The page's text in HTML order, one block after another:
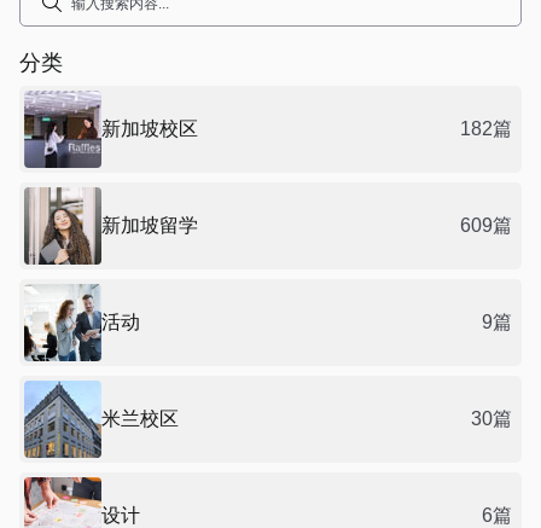
分类
新加坡校区 182篇
新加坡留学 609篇
活动 9篇
米兰校区 30篇
设计 6篇